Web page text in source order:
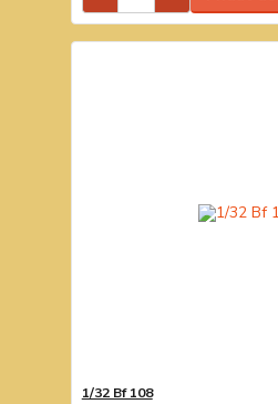
1/32 Bf 108